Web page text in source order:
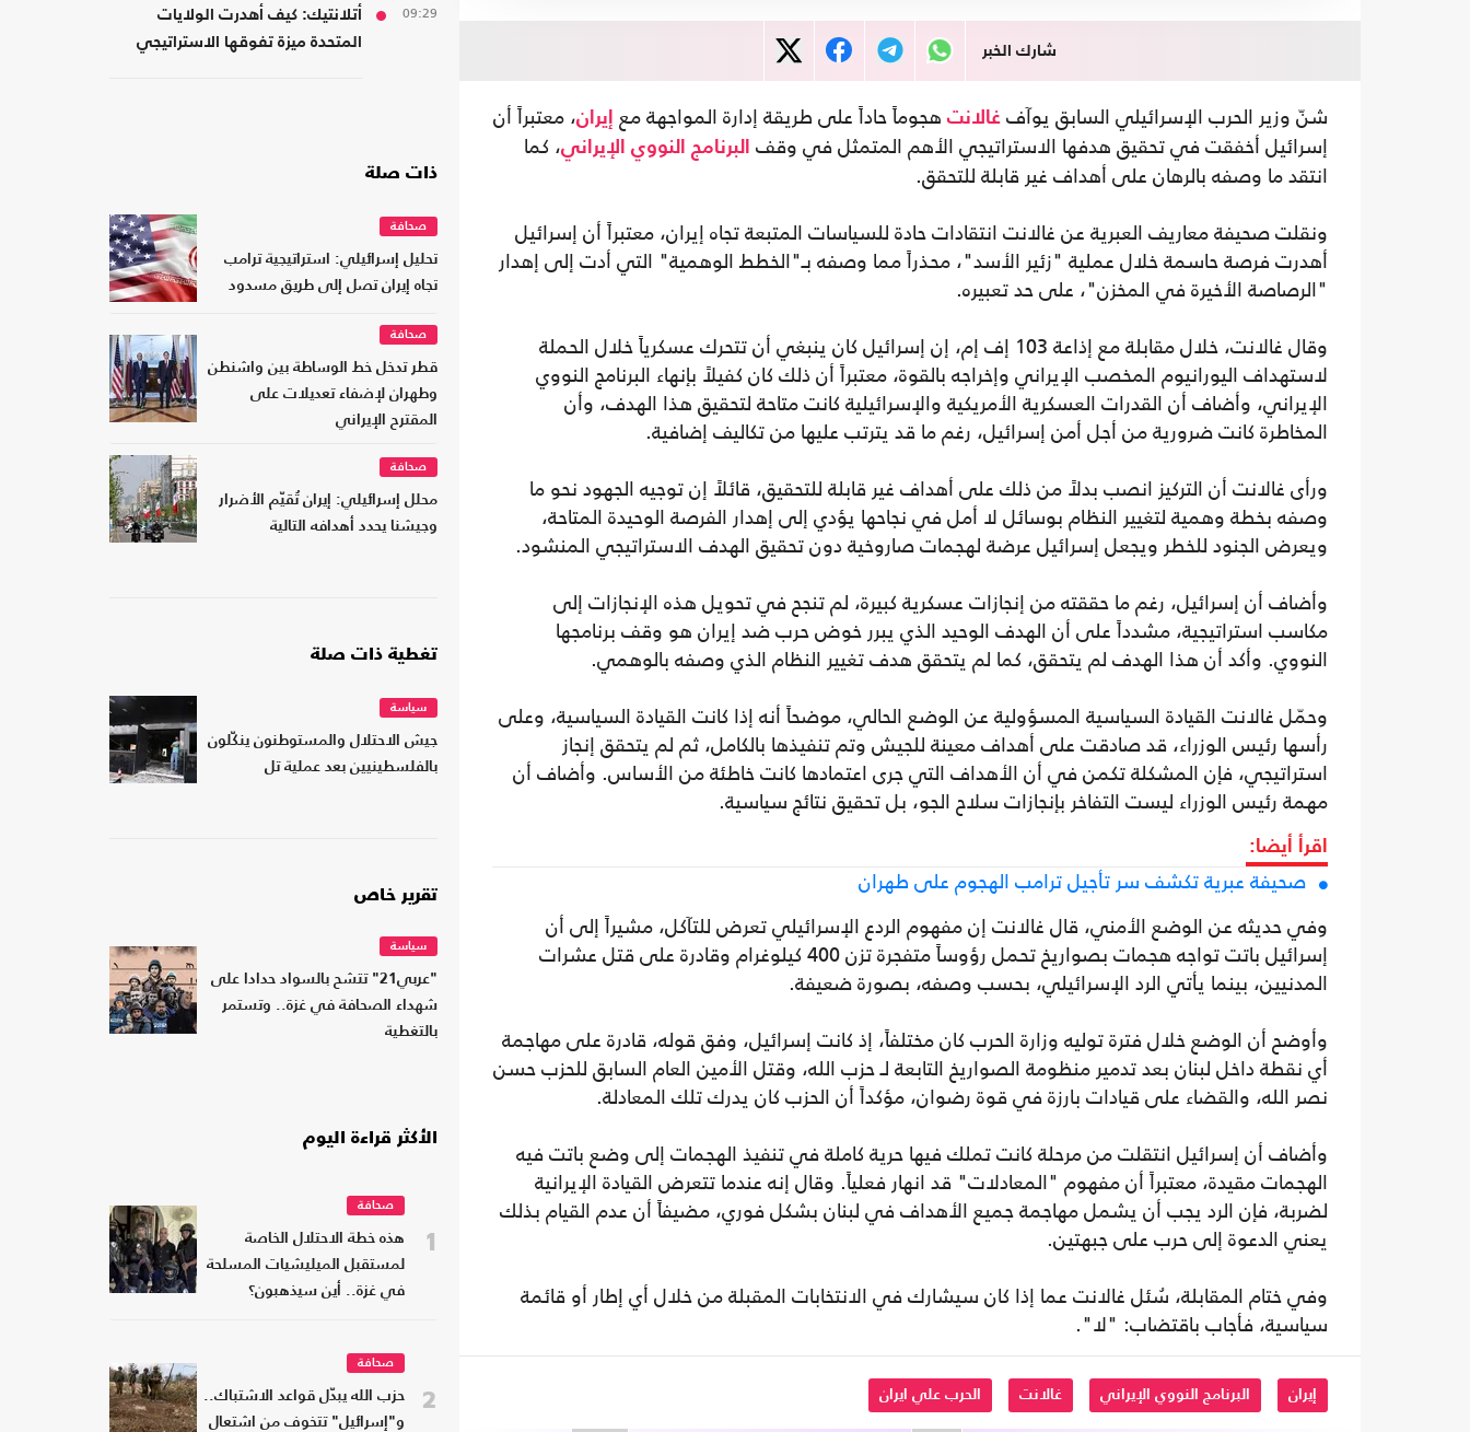
شارك الخبر
شنّ وزير الحرب الإسرائيلي السابق يوآف غالانت هجوماً حاداً على طريقة إدارة المواجهة مع إيران، معتبراً أن
إسرائيل أخفقت في تحقيق هدفها الاستراتيجي الأهم المتمثل في وقف
البرنامج النووي الإيراني، كما
انتقد ما وصفه بالرهان على أهداف غير قابلة للتحقق.
ونقلت صحيفة معاريف العبرية عن غالانت انتقادات حادة للسياسات المتبعة تجاه إيران، معتبراً أن إسرائيل
أهدرت فرصة حاسمة خلال عملية "زئير الأسد"، محذراً مما وصفه بـ"الخطط الوهمية" التي أدت إلى إهدار
"الرصاصة الأخيرة في المخزن"، على حد تعبيره.
وقال غالانت، خلال مقابلة مع إذاعة 103 إف إم، إن إسرائيل كان ينبغي أن تتحرك عسكرياً خلال الحملة
لاستهداف اليورانيوم المخصب الإيراني وإخراجه بالقوة، معتبراً أن ذلك كان كفيلاً بإنهاء البرنامج النووي
الإيراني، وأضاف أن القدرات العسكرية الأمريكية والإسرائيلية كانت متاحة لتحقيق هذا الهدف، وأن
المخاطرة كانت ضرورية من أجل أمن إسرائيل، رغم ما قد يترتب عليها من تكاليف إضافية.
ورأى غالانت أن التركيز انصب بدلاً من ذلك على أهداف غير قابلة للتحقيق، قائلاً إن توجيه الجهود نحو ما
وصفه بخطة وهمية لتغيير النظام بوسائل لا أمل في نجاحها يؤدي إلى إهدار الفرصة الوحيدة المتاحة،
ويعرض الجنود للخطر ويجعل إسرائيل عرضة لهجمات صاروخية دون تحقيق الهدف الاستراتيجي المنشود.
وأضاف أن إسرائيل، رغم ما حققته من إنجازات عسكرية كبيرة، لم تنجح في تحويل هذه الإنجازات إلى
مكاسب استراتيجية، مشدداً على أن الهدف الوحيد الذي يبرر خوض حرب ضد إيران هو وقف برنامجها
النووي. وأكد أن هذا الهدف لم يتحقق، كما لم يتحقق هدف تغيير النظام الذي وصفه بالوهمي.
وحمّل غالانت القيادة السياسية المسؤولية عن الوضع الحالي، موضحاً أنه إذا كانت القيادة السياسية، وعلى
رأسها رئيس الوزراء، قد صادقت على أهداف معينة للجيش وتم تنفيذها بالكامل، ثم لم يتحقق إنجاز
استراتيجي، فإن المشكلة تكمن في أن الأهداف التي جرى اعتمادها كانت خاطئة من الأساس. وأضاف أن
مهمة رئيس الوزراء ليست التفاخر بإنجازات سلاح الجو، بل تحقيق نتائج سياسية.
اقرأ أيضا:
صحيفة عبرية تكشف سر تأجيل ترامب الهجوم على طهران
وفي حديثه عن الوضع الأمني، قال غالانت إن مفهوم الردع الإسرائيلي تعرض للتآكل، مشيراً إلى أن
إسرائيل باتت تواجه هجمات بصواريخ تحمل رؤوساً متفجرة تزن 400 كيلوغرام وقادرة على قتل عشرات
المدنيين، بينما يأتي الرد الإسرائيلي، بحسب وصفه، بصورة ضعيفة.
وأوضح أن الوضع خلال فترة توليه وزارة الحرب كان مختلفاً، إذ كانت إسرائيل، وفق قوله، قادرة على مهاجمة
أي نقطة داخل لبنان بعد تدمير منظومة الصواريخ التابعة لـ حزب الله، وقتل الأمين العام السابق للحزب حسن
نصر الله، والقضاء على قيادات بارزة في قوة رضوان، مؤكداً أن الحزب كان يدرك تلك المعادلة.
وأضاف أن إسرائيل انتقلت من مرحلة كانت تملك فيها حرية كاملة في تنفيذ الهجمات إلى وضع باتت فيه
الهجمات مقيدة، معتبراً أن مفهوم "المعادلات" قد انهار فعلياً. وقال إنه عندما تتعرض القيادة الإيرانية
لضربة، فإن الرد يجب أن يشمل مهاجمة جميع الأهداف في لبنان بشكل فوري، مضيفاً أن عدم القيام بذلك
يعني الدعوة إلى حرب على جبهتين.
وفي ختام المقابلة، سُئل غالانت عما إذا كان سيشارك في الانتخابات المقبلة من خلال أي إطار أو قائمة
سياسية، فأجاب باقتضاب: "لا".
إيران البرنامج النووي الإيراني غالانت الحرب علي ايران
09:29
أتلانتيك: كيف أهدرت الولايات
المتحدة ميزة تفوقها الاستراتيجي
ذات صلة
صحافة
تحليل إسرائيلي: استراتيجية ترامب
تجاه إيران تصل إلى طريق مسدود
صحافة
قطر تدخل خط الوساطة بين واشنطن
وطهران لإضفاء تعديلات على
المقترح الإيراني
صحافة
محلل إسرائيلي: إيران تُقيّم الأضرار
وجيشنا يحدد أهدافه التالية
تغطية ذات صلة
سياسة
جيش الاحتلال والمستوطنون ينكّلون
بالفلسطينيين بعد عملية تل
تقرير خاص
سياسة
"عربي21" تتشح بالسواد حدادا على
شهداء الصحافة في غزة.. وتستمر
بالتغطية
الأكثر قراءة اليوم
1
صحافة
هذه خطة الاحتلال الخاصة
لمستقبل الميليشيات المسلحة
في غزة.. أين سيذهبون؟
2
صحافة
حزب الله يبدّل قواعد الاشتباك..
و"إسرائيل" تتخوف من اشتعال